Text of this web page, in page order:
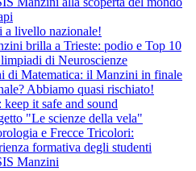
a livello nazionale!
brilla a Trieste: podio e Top 10
di Neuroscienze
di Matematica: il Manzini in finale
Abbiamo quasi rischiato!
it safe and sound
"Le scienze della vela"
e Frecce Tricolori:
formativa degli studenti
Manzini